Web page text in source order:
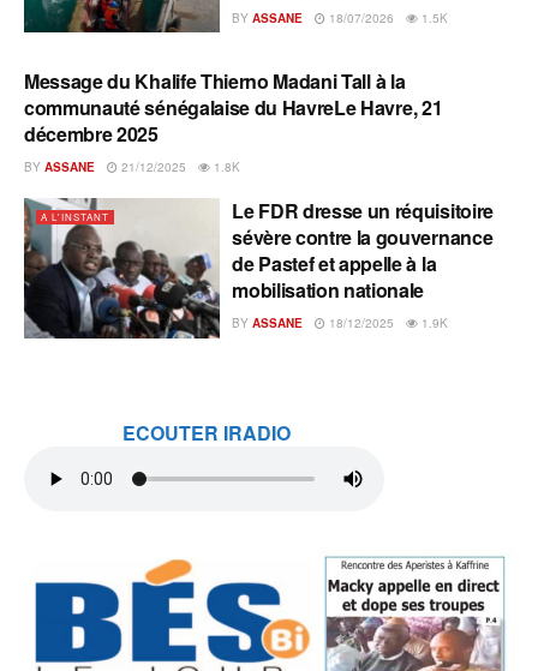
BY ASSANE 18/07/2026 1.5K
A L'INSTANT
Message du Khalife Thierno Madani Tall à la
communauté sénégalaise du HavreLe Havre, 21
décembre 2025
BY ASSANE 21/12/2025 1.8K
A L'INSTANT
Le FDR dresse un réquisitoire
sévère contre la gouvernance
de Pastef et appelle à la
mobilisation nationale
BY ASSANE 18/12/2025 1.9K
ECOUTER IRADIO